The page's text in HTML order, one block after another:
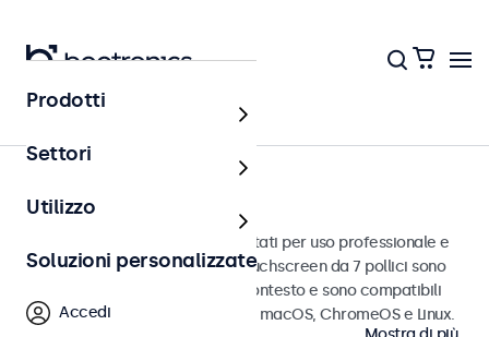
Touchscreen
Touchscreen da 7 pollici
Touchscreen da 7 pollici progettati per uso professionale e
uso continuo. Questi monitor touchscreen da 7 pollici sono
facili da integrare in qualsiasi contesto e sono compatibili
con i sistemi operativi Windows, macOS, ChromeOS e Linux.
Prodotti
Settori
Utilizzo
Soluzioni personalizzate
Accedi